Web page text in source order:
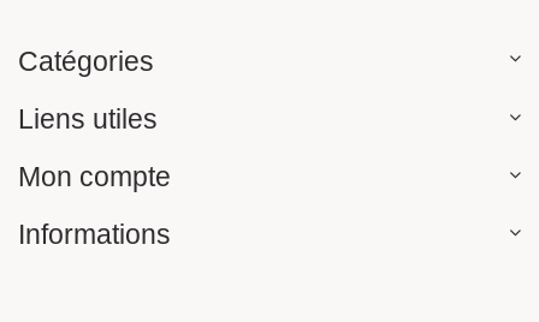
Catégories
Liens utiles
Mon compte
Informations